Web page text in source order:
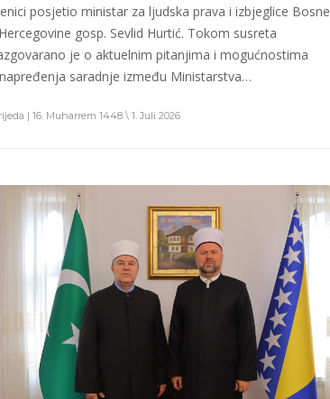
posjetio ministar za ljudska prava i izbjeglice Bosne
gosp. Sevlid Hurtić. Tokom susreta
je o aktuelnim pitanjima i mogućnostima
saradnje između Ministarstva…
| 16. Muharrem 1448 \ 1. Juli 2026